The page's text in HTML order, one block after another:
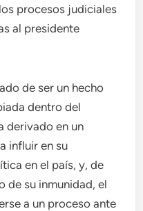
procesos judiciales
al presidente
de ser un hecho
dentro del
derivado en un
influir en su
en el país, y, de
de su inmunidad, el
a un proceso ante